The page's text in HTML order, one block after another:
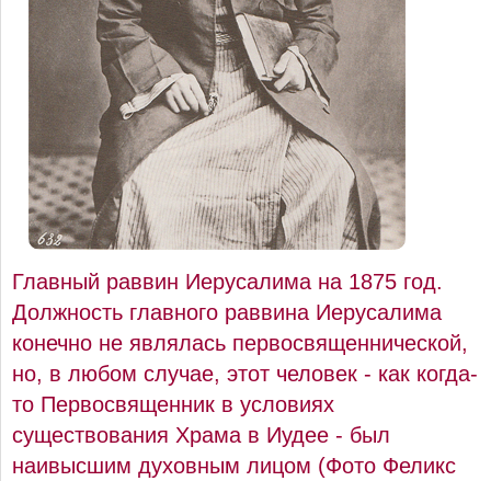
Главный раввин Иерусалима на 1875 год.
Должность главного раввина Иерусалима
конечно не являлась первосвященнической,
но, в любом случае, этот человек - как когда-
то Первосвященник в условиях
существования Храма в Иудее - был
наивысшим духовным лицом (Фото Феликс